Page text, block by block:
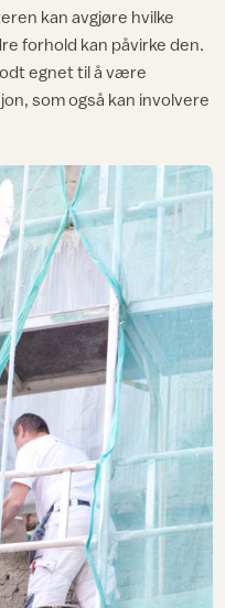
kan avgjøre hvilke
forhold kan påvirke den.
egnet til å være
som også kan involvere